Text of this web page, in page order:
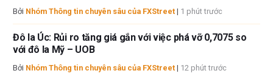
Bởi Nhóm Thông tin chuyên sâu của FXStreet | 1 phút trước
Đô la Úc: Rủi ro tăng giá gắn với việc phá vỡ 0,7075 so
với đô la Mỹ – UOB
Bởi Nhóm Thông tin chuyên sâu của FXStreet | 12 phút trước